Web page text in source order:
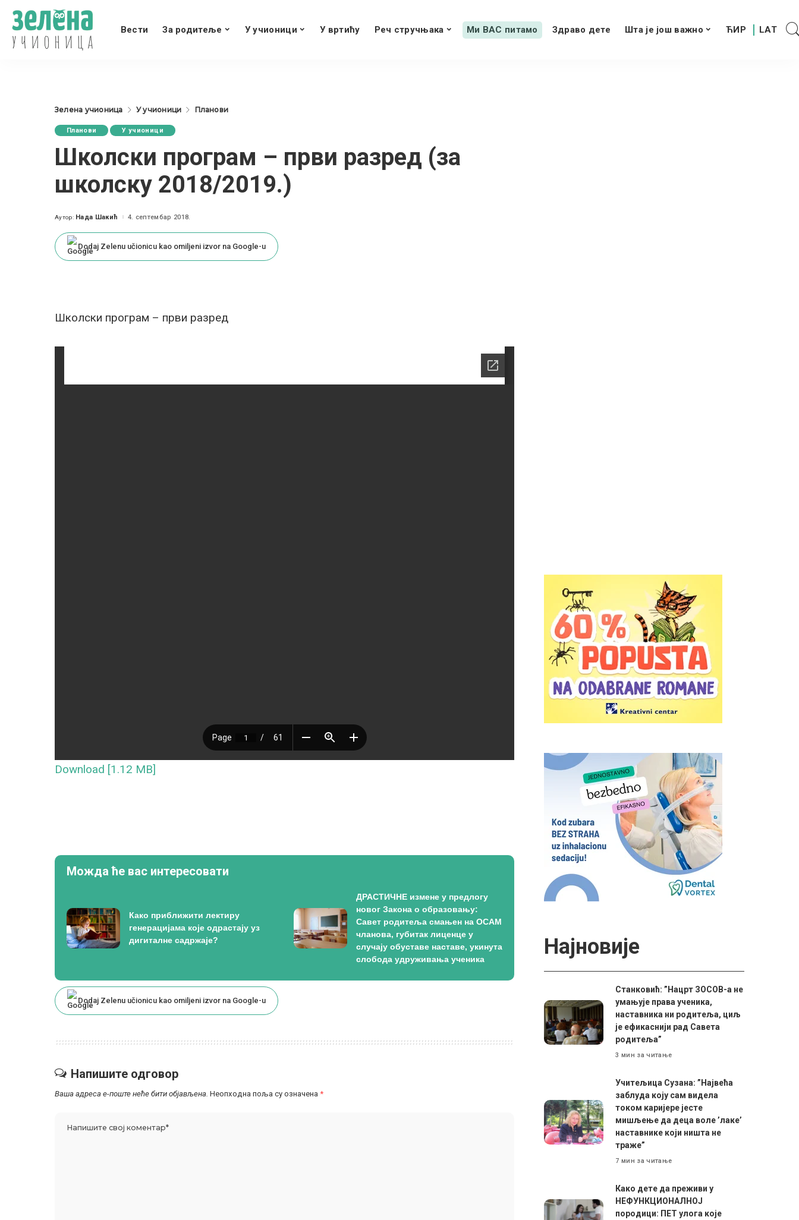
Вести За родитеље У учионици У вртићу Реч стручњака Ми ВАС питамо Здраво дете Шта је још важно
Зелена учионица У учионици Планови
Планови У учионици
Школски програм – први разред (за
школску 2018/2019.)
Posted
Аутор: Нада Шакић 4. септембар 2018.
Dodaj Zelenu učionicu kao omiljeni izvor na Google-u
Школски програм – први разред
Download [1.12 MB]
Можда ће вас интересовати
Како приближити лектиру
генерацијама које одрастају уз
дигиталне садржаје?
ДРАСТИЧНЕ измене у предлогу
новог Закона о образовању:
Савет родитеља смањен на ОСАМ
чланова, губитак лиценце у
случају обуставе наставе, укинута
слобода удруживања ученика
Dodaj Zelenu učionicu kao omiljeni izvor na Google-u
Напишите одговор
Ваша адреса е-поште неће бити објављена. Неопходна поља су означена *
Најновије
Станковић: ”Нацрт ЗОСОВ-а не
умањује права ученика,
наставника ни родитеља, циљ
је ефикаснији рад Савета
родитеља”
3 мин за читање
Учитељица Сузана: ”Највећа
заблуда коју сам видела
током каријере јесте
мишљење да деца воле ’лаке’
наставнике који ништа не
траже”
7 мин за читање
Како дете да преживи у
НЕФУНКЦИОНАЛНОЈ
породици: ПЕТ улога које